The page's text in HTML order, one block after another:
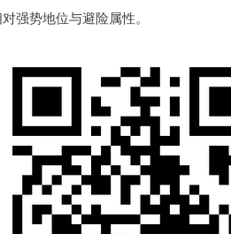
强势地位与避险属性。